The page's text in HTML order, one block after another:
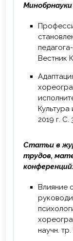
Профессионально-творческое
Вестник
Адаптация педагогических приемов
Культура
2019 г. С.
Статьи в
трудов,
Влияние стиля педагогического общения
научн.